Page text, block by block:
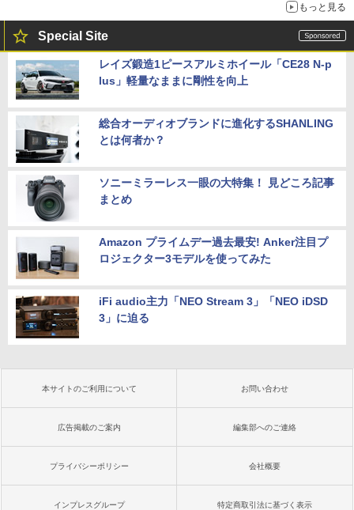
もっと見る
Special Site
レイズ鍛造1ピースアルミホイール「CE28 N-p
lus」軽量なままに剛性を向上
総合オーディオブランドに進化するSHANLING
とは何者か？
ソニーミラーレス一眼の大特集！ 見どころ記事
まとめ
Amazon プライムデー過去最安! Anker注目プ
ロジェクター3モデルを使ってみた
iFi audio主力「NEO Stream 3」「NEO iDSD
3」に迫る
本サイトのご利用について お問い合わせ
広告掲載のご案内 編集部へのご連絡
プライバシーポリシー 会社概要
インプレスグループ 特定商取引法に基づく表示